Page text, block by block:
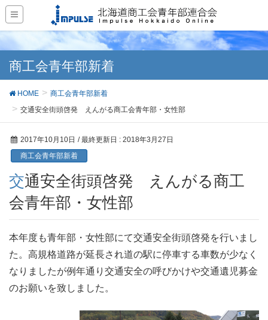
商工会青年部新着
HOME
商工会青年部新着
交通安全街頭啓発 えんがる商工会青年部・女性部
2017年10月10日 / 最終更新日 : 2018年3月27日
商工会青年部新着
交通安全街頭啓発 えんがる商工
会青年部・女性部
本年度も青年部・女性部にて交通安全街頭啓発を行いまし
た。高規格道路が延長され道の駅に停車する車数が少なく
なりましたが例年通り交通安全の呼びかけや交通遺児募金
のお願いを致しました。